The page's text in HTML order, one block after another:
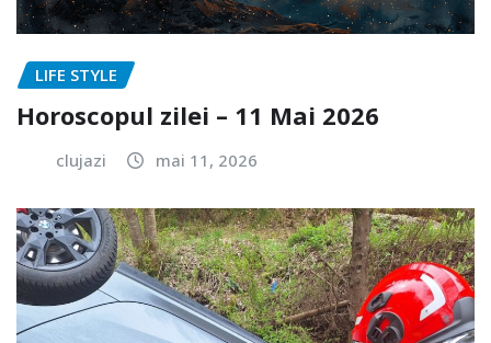
LIFE STYLE
Horoscopul zilei – 11 Mai 2026
clujazi mai 11, 2026